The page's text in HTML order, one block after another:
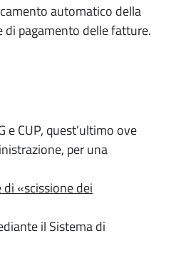
automatico della
di pagamento delle fatture.
CUP, quest’ultimo ove
per una
«scissione dei
il Sistema di